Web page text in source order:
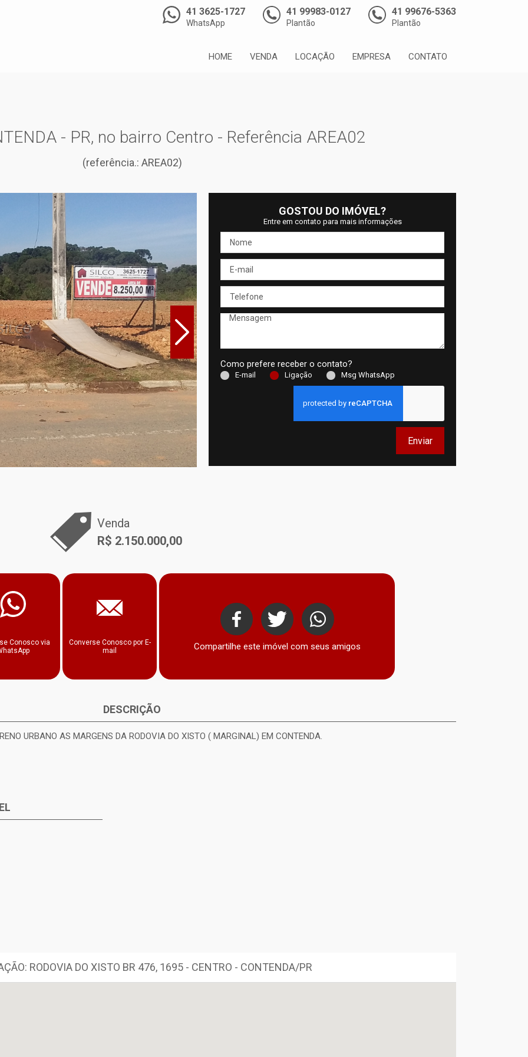
41 3625-1727
WhatsApp
41 99983-0127
Plantão
41 99676-5363
Plantão
HOME VENDA LOCAÇÃO EMPRESA CONTATO
- PR, no bairro Centro - Referência AREA02
(referência.: AREA02)
GOSTOU DO IMÓVEL?
Entre em contato para mais informações
Como prefere receber o contato?
E-mail Ligação Msg WhatsApp
Enviar
Venda
R$ 2.150.000,00
Conosco via
Converse Conosco por E-
mail
Whatsapp
Compartilhe este imóvel com seus amigos
DESCRIÇÃO
URBANO AS MARGENS DA RODOVIA DO XISTO ( MARGINAL) EM CONTENDA.
RODOVIA DO XISTO BR 476, 1695 - CENTRO - CONTENDA/PR